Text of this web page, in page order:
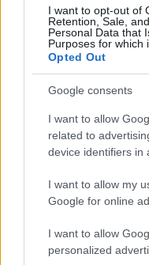
I want to opt-out of
Retention, Sale,
Personal Data that
Purposes for which
Opted Out
Google consents
I want to allow
related to
device identifiers in
I want to allow my
Google for online
I want to allow
personalized
εμβληματικού
of Light»
Ανησυχία από
Δυτικού
- «Καμπανάκι»
Αθηνών για την
Ryanair: «Ένα
ήταν σαν
επιβάτιδα που
Πιο
Marfin: Η